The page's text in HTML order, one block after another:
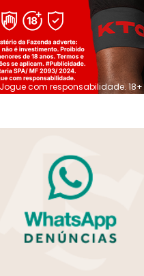
Jogue com responsabilidade. 18+